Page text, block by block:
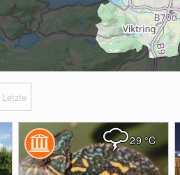
Letzte
29 °C